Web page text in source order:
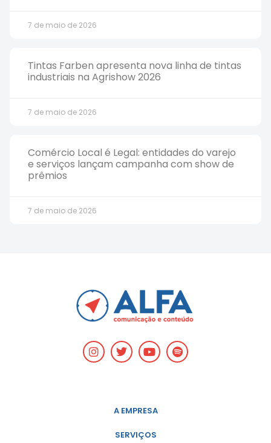
7 de maio de 2026
Tintas Farben apresenta nova linha de tintas
industriais na Agrishow 2026
7 de maio de 2026
Comércio Local é Legal: entidades do varejo
e serviços lançam campanha com show de
prêmios
7 de maio de 2026
A EMPRESA
SERVIÇOS